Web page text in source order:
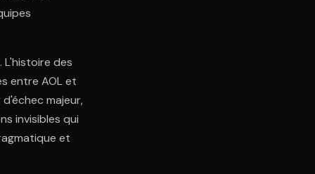
des
entre AOL et
majeur,
invisibles qui
et